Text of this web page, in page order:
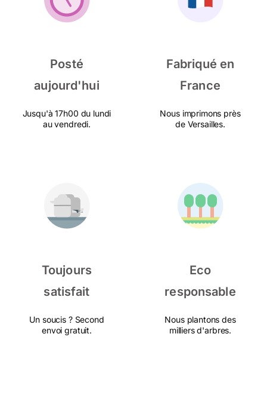
Posté
aujourd'hui
Jusqu'à 17h00 du lundi
au vendredi.
Fabriqué en
France
Nous imprimons près
de Versailles.
Toujours
satisfait
Un soucis ? Second
envoi gratuit.
Eco
responsable
Nous plantons des
milliers d'arbres.